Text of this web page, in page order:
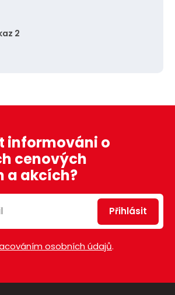
2
informováni o
cenových
a akcích?
Přihlásit
osobních údajů.